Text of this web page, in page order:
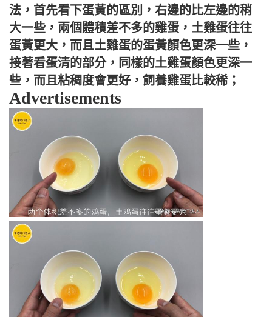
法，首先看下蛋黃的區別，右邊的比左邊的稍
大一些，兩個體積差不多的雞蛋，土雞蛋往往
蛋黃更大，而且土雞蛋的蛋黃顏色更深一些，
接著看蛋清的部分，同樣的土雞蛋顏色更深一
些，而且粘稠度會更好，飼養雞蛋比較稀；
Advertisements